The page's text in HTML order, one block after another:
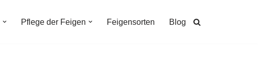
Pflege der Feigen Feigensorten Blog